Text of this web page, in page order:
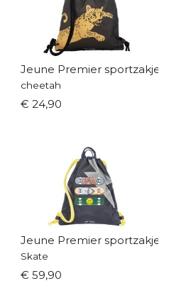
Jeune Premier sportzakje
cheetah
€ 24,90
Jeune Premier sportzakje
Skate
€ 59,90